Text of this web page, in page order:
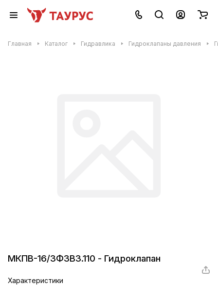
Главная Каталог Гидравлика Гидроклапаны давления
МКПВ-16/3Ф3В3.110 - Гидроклапан
Характеристики